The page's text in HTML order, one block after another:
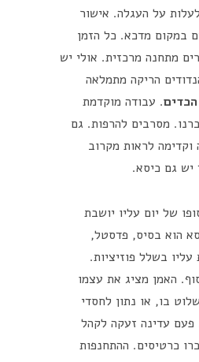
על העגלה. אישור
במקום מדכא. כל הזמן
מתחנה מרכזית. אולי יש
הריקה מתמלאה
. עבודה מוקדמת
מסרבים להרפות. גם
לראות מקרוב
יש גם כיסא.
של יום עליו יושבת
הוא בסיס, פדסטל,
בשלל פוזיציות.
האמן מציג את עצמו
בו, או נתון לחסדי
עדינה זעקה לקהל
כרטיסים. ההתחנפות